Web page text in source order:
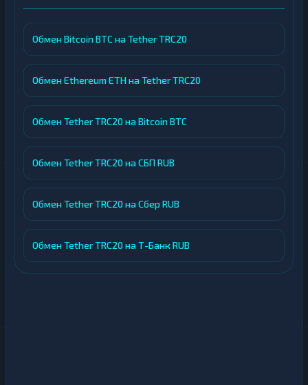
Обмен Bitcoin BTC на Tether TRC20
Обмен Ethereum ETH на Tether TRC20
Обмен Tether TRC20 на Bitcoin BTC
Обмен Tether TRC20 на СБП RUB
Обмен Tether TRC20 на Сбер RUB
Обмен Tether TRC20 на Т-Банк RUB